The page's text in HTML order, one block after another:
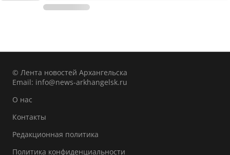
© Лента новостей Архангельска
Email: info@news-arkhangelsk.ru
О нас
Контакты
Редакционная политика
Политика конфиденциальности